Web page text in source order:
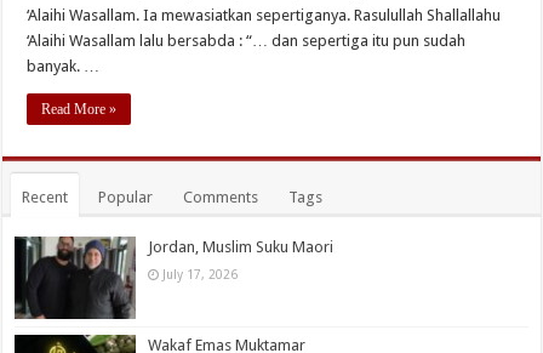
‘Alaihi Wasallam. Ia mewasiatkan sepertiganya. Rasulullah Shallallahu
‘Alaihi Wasallam lalu bersabda : “… dan sepertiga itu pun sudah
banyak. …
Read More »
Recent Popular Comments Tags
Jordan, Muslim Suku Maori
July 17, 2026
Wakaf Emas Muktamar